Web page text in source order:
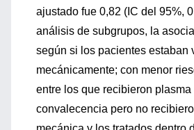
ajustado fue 0,82 (IC del 95%,
análisis de subgrupos, la
según si los pacientes estaban
mecánicamente; con menor
entre los que recibieron plasma
convalecencia pero no